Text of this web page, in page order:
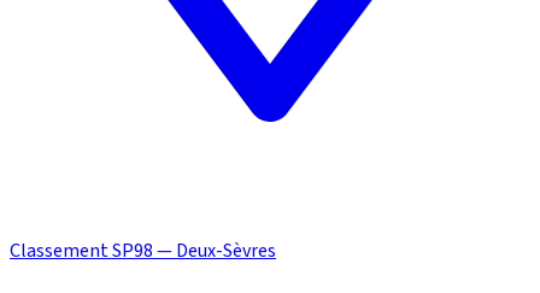
Classement SP98 — Deux-Sèvres